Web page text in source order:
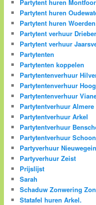
Partytent huren
Partytent huren
Partytent huren Woerden
Partytent verhuur
Partytent verhuur
Partytenten
Partytenten koppelen
Partytentenverhuur
Partytentenverhuur
Partytentenverhuur
Partytentverhuur Almere
Partytentverhuur Arkel
Partytentverhuur
Partytentverhuur
Partyverhuur Nieuwegein
Partyverhuur Zeist
Prijslijst
Sarah
Schaduw Zonwering
Statafel huren Arkel.